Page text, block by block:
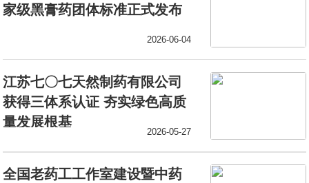
家级黑膏药团体标准正式发布
2026-06-04
江苏七〇七天然制药有限公司
获得三体系认证 夯实绿色高质
量发展根基
2026-05-27
全国老药工工作室建设暨中药